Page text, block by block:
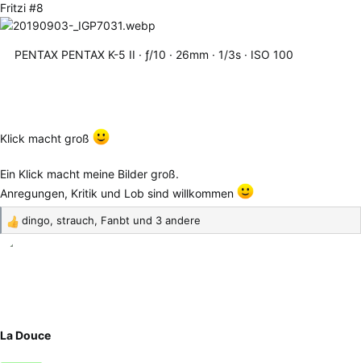
Fritzi #8
PENTAX PENTAX K-5 II ƒ/10 26mm 1/3s ISO 100
Klick macht groß
Ein Klick macht meine Bilder groß.
Anregungen, Kritik und Lob sind willkommen
R
e
n
dingo, strauch, Fanbt und 3 andere
La Douce